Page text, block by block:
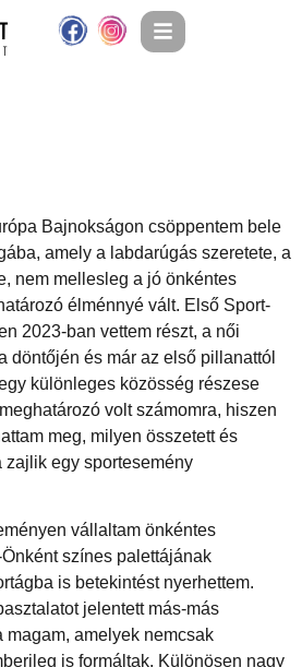
Bajnokságon csöppentem bele
amely a labdarúgás szeretete, a
nem mellesleg a jó önkéntes
élménnyé vált. Első Sport-
2023-ban vettem részt, a női
döntőjén és már az első pillanattól
különleges közösség részese
volt számomra, hiszen
meg, milyen összetett és
egy sportesemény
vállaltam önkéntes
színes palettájának
is betekintést nyerhettem.
jelentett más-más
amelyek nemcsak
is formáltak. Különösen nagy